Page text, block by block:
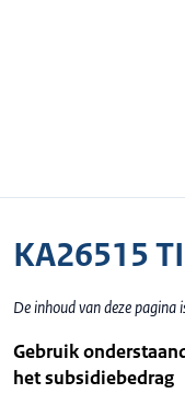
KA26515
De inhoud van deze
Gebruik
het subsidiebedrag